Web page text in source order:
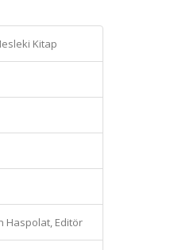
Kitap
Haspolat, Editör